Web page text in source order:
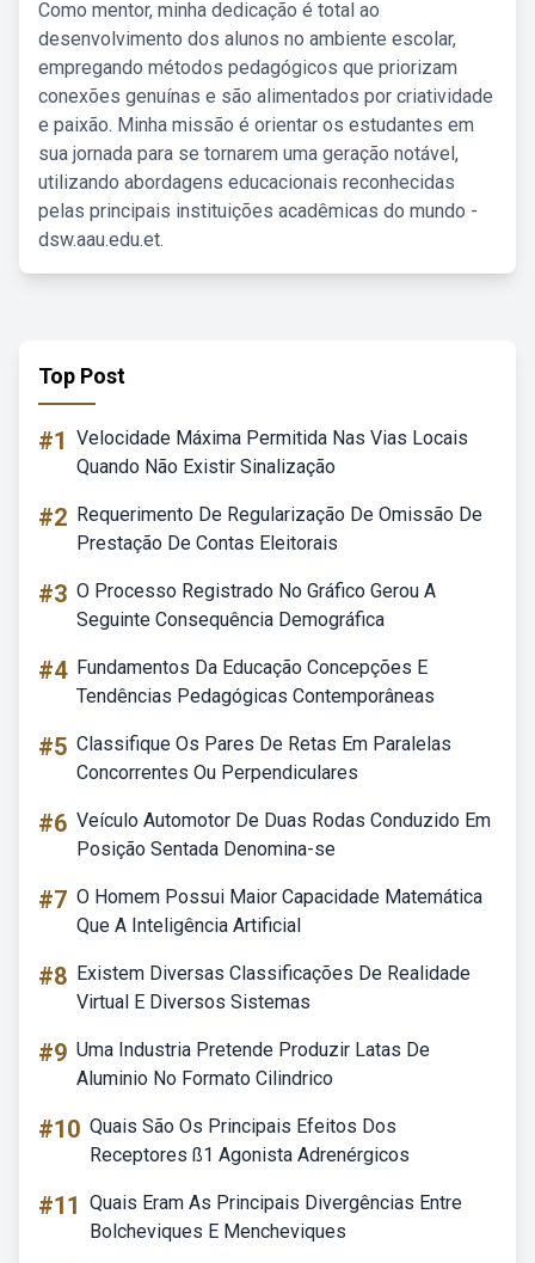
Como mentor, minha dedicação é total ao
desenvolvimento dos alunos no ambiente escolar,
empregando métodos pedagógicos que priorizam
conexões genuínas e são alimentados por criatividade
e paixão. Minha missão é orientar os estudantes em
sua jornada para se tornarem uma geração notável,
utilizando abordagens educacionais reconhecidas
pelas principais instituições acadêmicas do mundo -
dsw.aau.edu.et.
Top Post
#1 Velocidade Máxima Permitida Nas Vias Locais
Quando Não Existir Sinalização
#2 Requerimento De Regularização De Omissão De
Prestação De Contas Eleitorais
#3 O Processo Registrado No Gráfico Gerou A
Seguinte Consequência Demográfica
#4 Fundamentos Da Educação Concepções E
Tendências Pedagógicas Contemporâneas
#5 Classifique Os Pares De Retas Em Paralelas
Concorrentes Ou Perpendiculares
#6 Veículo Automotor De Duas Rodas Conduzido Em
Posição Sentada Denomina-se
#7 O Homem Possui Maior Capacidade Matemática
Que A Inteligência Artificial
#8 Existem Diversas Classificações De Realidade
Virtual E Diversos Sistemas
#9 Uma Industria Pretende Produzir Latas De
Aluminio No Formato Cilindrico
#10 Quais São Os Principais Efeitos Dos
Receptores ß1 Agonista Adrenérgicos
#11 Quais Eram As Principais Divergências Entre
Bolcheviques E Mencheviques